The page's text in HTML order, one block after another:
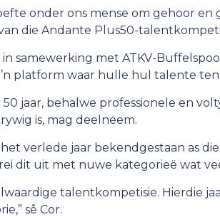
onder ons mense om gehoor en
die Andante Plus50-
in samewerking met ATKV-
platform waar hulle hul talente
jaar, behalwe professionele en
is, mag deelneem.
verlede jaar bekendgestaan as
dit uit met nuwe kategorieë wat
talentkompetisie. Hierdie
sê Cor.